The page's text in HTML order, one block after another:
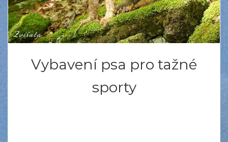
Zvířata
Vybavení psa pro tažné
sporty